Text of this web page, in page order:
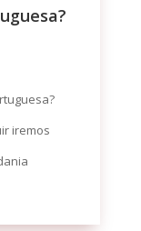
iremos